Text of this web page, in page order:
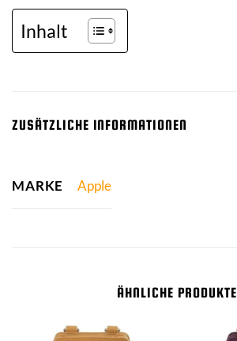
Inhalt
ZUSÄTZLICHE INFORMATIONEN
MARKE Apple
ÄHNLICHE PRODUKTE